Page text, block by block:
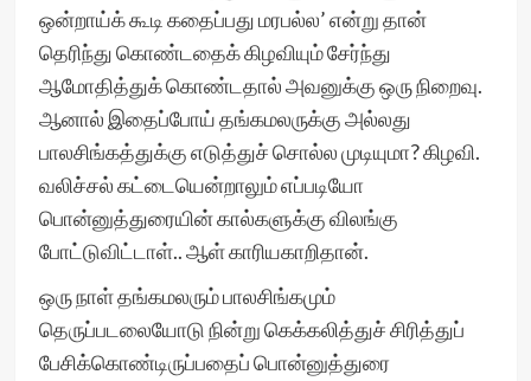
ஒன்றாய்க் கூடி கதைப்பது மரபல்ல’ என்று தான்
தெரிந்து கொண்டதைக் கிழவியும் சேர்ந்து
ஆமோதித்துக் கொண்டதால் அவனுக்கு ஒரு நிறைவு.
ஆனால் இதைப்போய் தங்கமலருக்கு அல்லது
பாலசிங்கத்துக்கு எடுத்துச் சொல்ல முடியுமா? கிழவி.
வலிச்சல் கட்டையென்றாலும் எப்படியோ
பொன்னுத்துரையின் கால்களுக்கு விலங்கு
போட்டுவிட்டாள்.. ஆள் காரியகாறிதான்.
ஒரு நாள் தங்கமலரும் பாலசிங்கமும்
தெருப்படலையோடு நின்று கெக்கலித்துச் சிரித்துப்
பேசிக்கொண்டிருப்பதைப் பொன்னுத்துரை